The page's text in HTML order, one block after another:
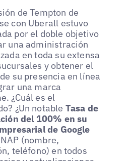
de Tempton de
con Uberall estuvo
por el doble objetivo
una administración
en toda su extensa
y obtener el
su presencia en línea
una marca
¿Cuál es el
¿Un notable Tasa de
del 100% en su
de Google
(nombre,
teléfono) en todos